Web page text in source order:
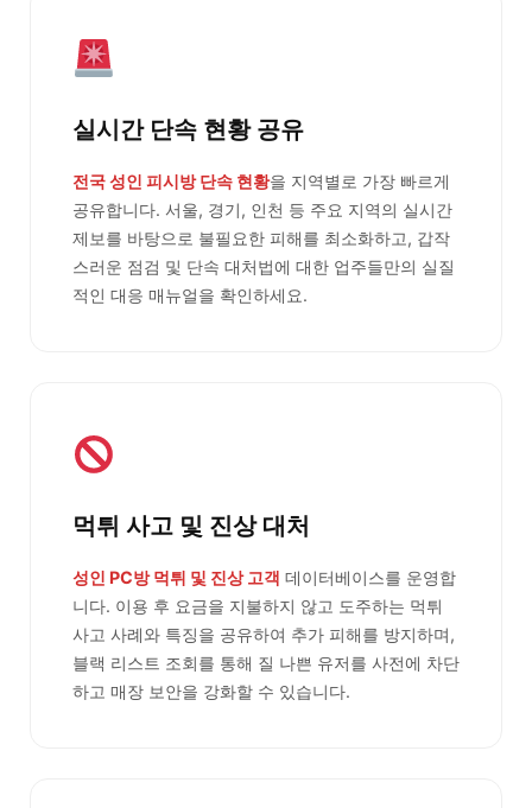
실시간 단속 현황 공유
전국 성인 피시방 단속 현황을 지역별로 가장 빠르게
공유합니다. 서울, 경기, 인천 등 주요 지역의 실시간
제보를 바탕으로 불필요한 피해를 최소화하고, 갑작
스러운 점검 및 단속 대처법에 대한 업주들만의 실질
적인 대응 매뉴얼을 확인하세요.
먹튀 사고 및 진상 대처
성인 PC방 먹튀 및 진상 고객 데이터베이스를 운영합
니다. 이용 후 요금을 지불하지 않고 도주하는 먹튀
사고 사례와 특징을 공유하여 추가 피해를 방지하며,
블랙 리스트 조회를 통해 질 나쁜 유저를 사전에 차단
하고 매장 보안을 강화할 수 있습니다.